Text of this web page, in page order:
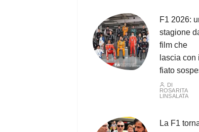
F1 2026:
stagione
film che
lascia con il
fiato
DI
ROSARITA
LINSALATA
La F1